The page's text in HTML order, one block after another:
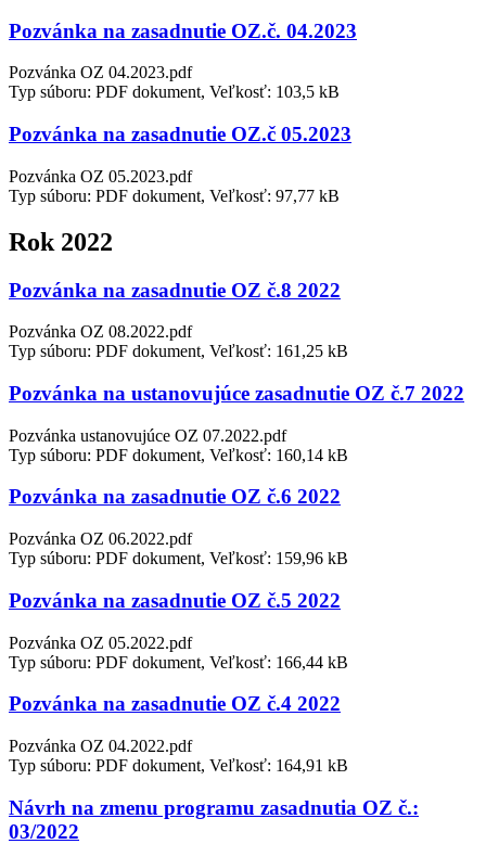
Pozvánka na zasadnutie OZ.č. 04.2023
Pozvánka OZ 04.2023.pdf
Typ súboru: PDF dokument, Veľkosť: 103,5 kB
Pozvánka na zasadnutie OZ.č 05.2023
Pozvánka OZ 05.2023.pdf
Typ súboru: PDF dokument, Veľkosť: 97,77 kB
Rok 2022
Pozvánka na zasadnutie OZ č.8 2022
Pozvánka OZ 08.2022.pdf
Typ súboru: PDF dokument, Veľkosť: 161,25 kB
Pozvánka na ustanovujúce zasadnutie OZ č.7 2022
Pozvánka ustanovujúce OZ 07.2022.pdf
Typ súboru: PDF dokument, Veľkosť: 160,14 kB
Pozvánka na zasadnutie OZ č.6 2022
Pozvánka OZ 06.2022.pdf
Typ súboru: PDF dokument, Veľkosť: 159,96 kB
Pozvánka na zasadnutie OZ č.5 2022
Pozvánka OZ 05.2022.pdf
Typ súboru: PDF dokument, Veľkosť: 166,44 kB
Pozvánka na zasadnutie OZ č.4 2022
Pozvánka OZ 04.2022.pdf
Typ súboru: PDF dokument, Veľkosť: 164,91 kB
Návrh na zmenu programu zasadnutia OZ č.:
03/2022